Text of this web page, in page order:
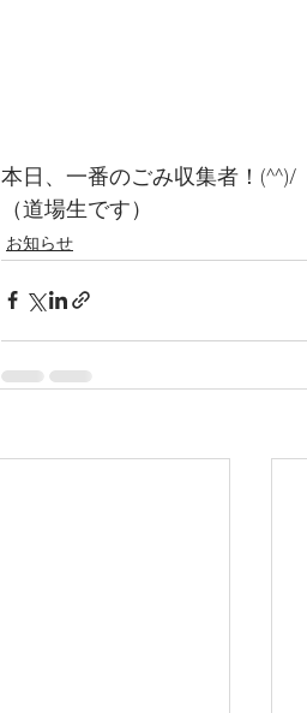
本日、一番のごみ収集者！(^^)/
（道場生です）
お知らせ